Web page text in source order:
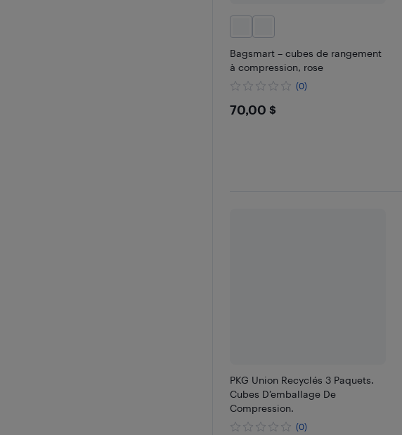
Bagsmart – cubes de rangement
à compression, rose
(0)
$70
70,00 $
PKG Union Recyclés 3 Paquets.
Cubes D’emballage De
Compression.
(0)